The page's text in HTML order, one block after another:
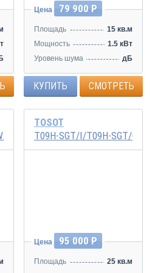
Цена 79 900 Р
Площадь
15 кв.м
Мощность
1.5 кВт
Уровень шума
дБ
КУПИТЬ СМОТРЕТЬ
TOSOT
T09H-SGT/I/T09H-SGT/O
Цена 95 000 Р
Площадь
25 кв.м